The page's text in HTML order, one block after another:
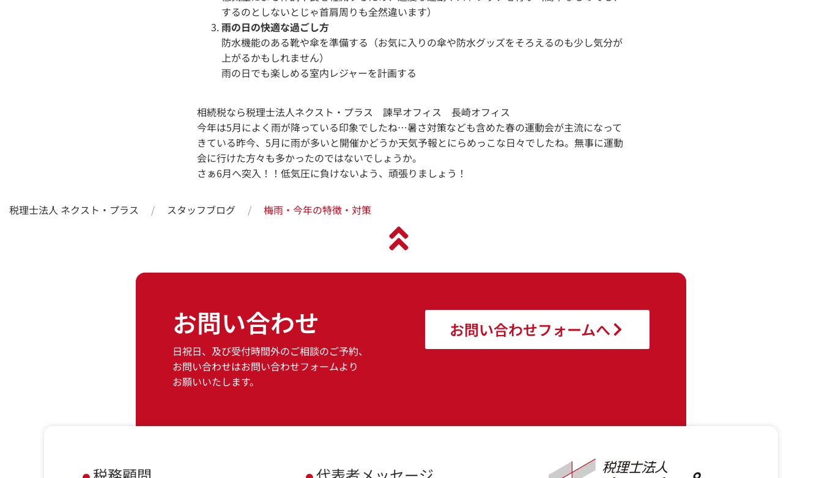
するのとしないとじゃ首肩周りも全然違います）
雨の日の快適な過ごし方
防水機能のある靴や傘を準備する（お気に入りの傘や防水グッズをそろえるのも少し気分が
上がるかもしれません）
雨の日でも楽しめる室内レジャーを計画する
相続税なら税理士法人ネクスト・プラス 諫早オフィス 長崎オフィス
今年は5月によく雨が降っている印象でしたね…暑さ対策なども含めた春の運動会が主流になって
きている昨今、5月に雨が多いと開催かどうか天気予報とにらめっこな日々でしたね。無事に運動
会に行けた方々も多かったのではないでしょうか。
さぁ6月へ突入！！低気圧に負けないよう、頑張りましょう！
税理士法人 ネクスト・プラス スタッフブログ 梅雨・今年の特徴・対策
お問い合わせ
日祝日、及び受付時間外のご相談のご予約、
お問い合わせはお問い合わせフォームより
お願いいたします。
お問い合わせフォームへ